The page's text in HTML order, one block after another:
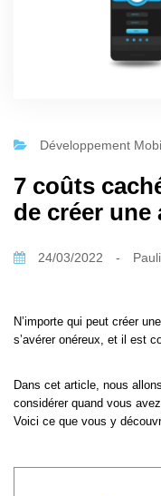
Développement
7 coûts
de créer
24/03/2022 -
N’importe qui peut créer
s’avérer onéreux, et il est
Dans cet article, nous
considérer quand vous
Voici ce que vous y